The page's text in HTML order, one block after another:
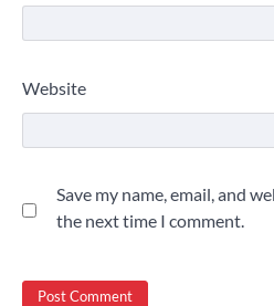
Website
Save my name, email, and
the next time I comment.